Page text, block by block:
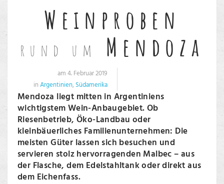
Weinproben
rund um Mendoza
am 4. Februar 2019
inArgentinien, Südamerika
Mendoza liegt mitten in Argentiniens
wichtigstem Wein-Anbaugebiet. Ob
Riesenbetrieb, Öko-Landbau oder
kleinbäuerliches Familienunternehmen: Die
meisten Güter lassen sich besuchen und
servieren stolz hervorragenden Malbec – aus
der Flasche, dem Edelstahltank oder direkt aus
dem Eichenfass.